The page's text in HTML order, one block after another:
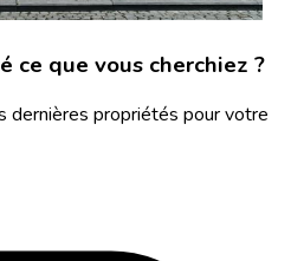
ce que vous cherchiez ?
dernières propriétés pour votre